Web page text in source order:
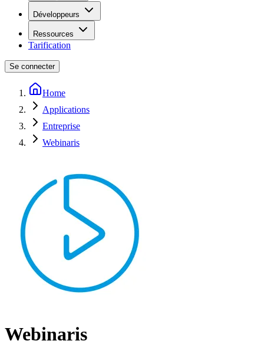
Développeurs
Ressources
Tarification
Se connecter
Home
Applications
Entreprise
Webinaris
Webinaris